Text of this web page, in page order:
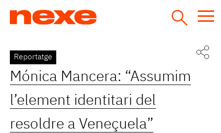
Back
to
top
Reportatge
Mónica Mancera: “Assumim
l’element identitari del
resoldre a Veneçuela”